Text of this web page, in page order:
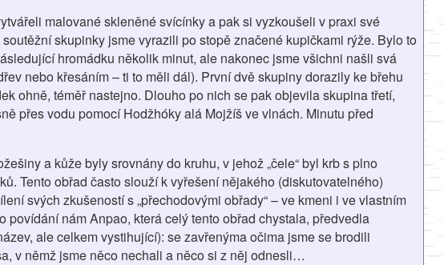
malované skleněné svícínky a pak si vyzkoušeli v praxi své
skupinky jsme vyrazili po stopě značené kupičkami rýže. Bylo to
hromádku několik minut, ale nakonec jsme všichni našli svá
nebo křesáním – ti to měli dál). První dvě skupiny dorazily ke břehu
ohně, téměř nastejno. Dlouho po nich se pak objevila skupina třetí,
přes vodu pomocí Hodžhóky alá Mojžíš ve vlnách. Minutu před
a kůže byly srovnány do kruhu, v jehož „čele“ byl krb s plno
Tento obřad často slouží k vyřešení nějakého (diskutovatelného)
svých zkušeností s „přechodovými obřady“ – ve kmeni i ve vlastním
nám Anpao, která celý tento obřad chystala, předvedla
ale celkem vystihující): se zavřenýma očima jsme se brodili
v němž jsme něco nechali a něco si z něj odnesli…